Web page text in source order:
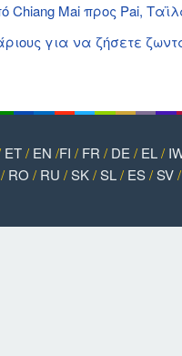
Mai προς Pai,
για να ζήσετε
ET/ EN /FI / FR / DE / EL/
/ RO / RU /SK/SL/ ES/SV/